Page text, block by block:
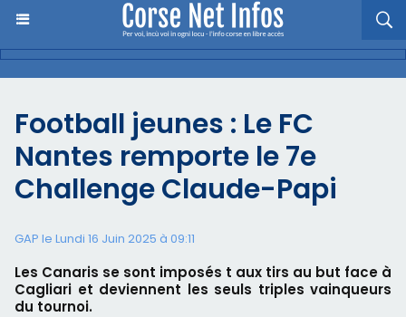
Football jeunes : Le FC
Nantes remporte le 7e
Challenge Claude-Papi
GAP le Lundi 16 Juin 2025 à 09:11
Les Canaris se sont imposés t aux tirs au but face à
Cagliari et deviennent les seuls triples vainqueurs
du tournoi.